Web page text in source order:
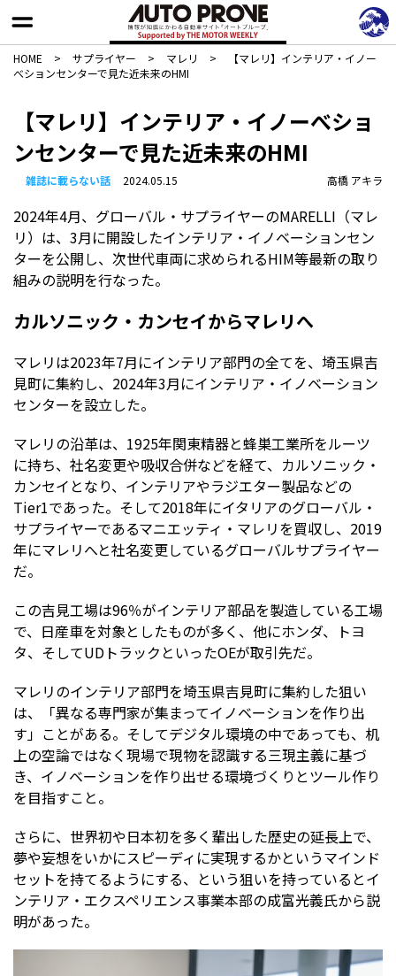
HOME > サプライヤー > マレリ >
【マレリ】インテリア・イノー
べションセンターで見た近未来のHMI
【マレリ】インテリア・イノーべショ
ンセンターで見た近未来のHMI
雑誌に載らない話 2024.05.15 高橋 アキラ
2024年4月、グローバル・サプライヤーのMARELLI（マレ
リ）は、3月に開設したインテリア・イノベーションセン
ターを公開し、次世代車両に求められるHIM等最新の取り
組みの説明を行なった。
カルソニック・カンセイからマレリへ
マレリは2023年7月にインテリア部門の全てを、埼玉県吉
見町に集約し、2024年3月にインテリア・イノベーション
センターを設立した。
マレリの沿革は、1925年関東精器と蜂巣工業所をルーツ
に持ち、社名変更や吸収合併などを経て、カルソニック・
カンセイとなり、インテリアやラジエター製品などの
Tier1であった。そして2018年にイタリアのグローバル・
サプライヤーであるマニエッティ・マレリを買収し、2019
年にマレリへと社名変更しているグローバルサプライヤー
だ。
この吉見工場は96％がインテリア部品を製造している工場
で、日産車を対象としたものが多く、他にホンダ、トヨ
タ、そしてUDトラックといったOEが取引先だ。
マレリのインテリア部門を埼玉県吉見町に集約した狙い
は、「異なる専門家が集まってイノベーションを作り出
す」ことがある。そしてデジタル環境の中であっても、机
上の空論ではなく現場で現物を認識する三現主義に基づ
き、イノベーションを作り出せる環境づくりとツール作り
を目指すこと。
さらに、世界初や日本初を多く輩出した歴史の延長上で、
夢や妄想をいかにスピーディに実現するかというマインド
セットを持てるようにする、という狙いを持っているとイ
ンテリア・エクスペリエンス事業本部の成富光義氏から説
明があった。